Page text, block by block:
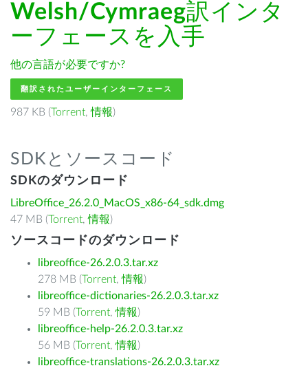
Welsh/Cymraeg訳インタ
ーフェースを入手
他の言語が必要ですか?
翻訳されたユーザーインターフェース
987 KB (Torrent,情報)
SDKとソースコード
SDKのダウンロード
LibreOffice_26.2.0_MacOS_x86-64_sdk.dmg
47 MB (Torrent,情報)
ソースコードのダウンロード
libreoffice-26.2.0.3.tar.xz
278 MB (Torrent,情報)
libreoffice-dictionaries-26.2.0.3.tar.xz
59 MB (Torrent,情報)
libreoffice-help-26.2.0.3.tar.xz
56 MB (Torrent,情報)
libreoffice-translations-26.2.0.3.tar.xz